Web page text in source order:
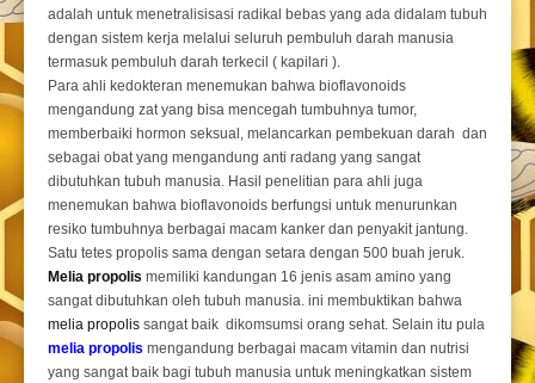
adalah untuk menetralisisasi radikal bebas yang ada didalam tubuh
dengan sistem kerja melalui seluruh pembuluh darah manusia
termasuk pembuluh darah terkecil ( kapilari ).
Para ahli kedokteran menemukan bahwa bioflavonoids
mengandung zat yang bisa mencegah tumbuhnya tumor,
memberbaiki hormon seksual, melancarkan pembekuan darah dan
sebagai obat yang mengandung anti radang yang sangat
dibutuhkan tubuh manusia. Hasil penelitian para ahli juga
menemukan bahwa bioflavonoids berfungsi untuk menurunkan
resiko tumbuhnya berbagai macam kanker dan penyakit jantung.
Satu tetes propolis sama dengan setara dengan 500 buah jeruk.
Melia propolis memiliki kandungan 16 jenis asam amino yang
sangat dibutuhkan oleh tubuh manusia. ini membuktikan bahwa
melia propolis sangat baik dikomsumsi orang sehat. Selain itu pula
melia propolis mengandung berbagai macam vitamin dan nutrisi
yang sangat baik bagi tubuh manusia untuk meningkatkan sistem